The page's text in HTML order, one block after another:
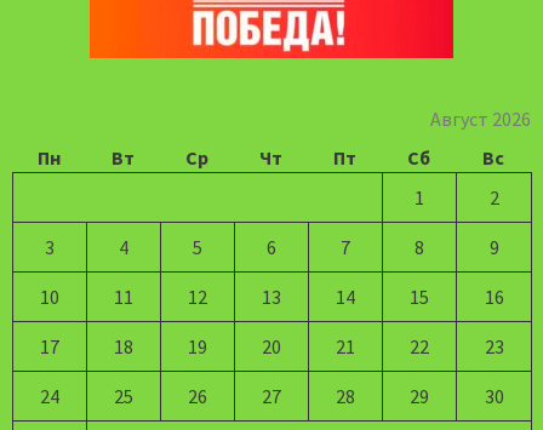
Август 2026
Пн
Вт Ср Чт Пт Сб
Вс
1
2
3 4 5 6 7 8 9
10 11 12 13 14 15 16
17 18 19 20 21 22 23
24 25 26 27 28 29 30